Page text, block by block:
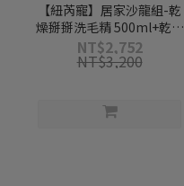
【紐芮寵】居家沙龍組-乾
燥掰掰洗毛精 500ml+乾燥
掰掰護毛乳 500ml+異味掰
香噴噴150ml
NT$2,752
NT$3,200